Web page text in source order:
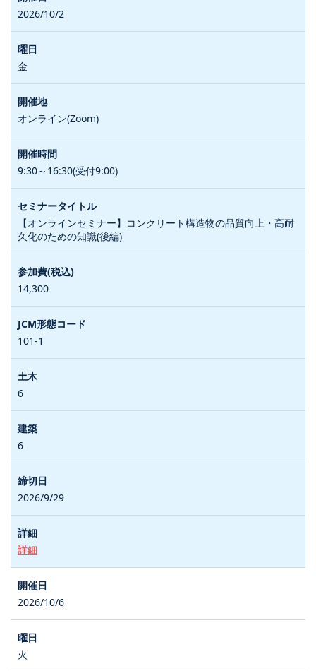
2026/10/2
金
オンライン(Zoom)
9:30～16:30(受付9:00)
【オンラインセミナー】コンクリート構造物の品質向上・高耐
久化のための知識(後編)
14,300
101-1
6
6
2026/9/29
詳細
2026/10/6
火